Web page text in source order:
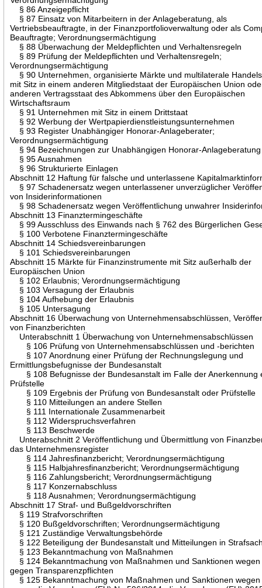
§ 86 Anzeigepflicht
§ 87 Einsatz von Mitarbeitern in der Anlageberatung, als
Vertriebsbeauftragte, in der Finanzportfolioverwaltung oder als
Beauftragte; Verordnungsermächtigung
§ 88 Überwachung der Meldepflichten und Verhaltensregeln
§ 89 Prüfung der Meldepflichten und Verhaltensregeln;
Verordnungsermächtigung
§ 90 Unternehmen, organisierte Märkte und multilaterale
mit Sitz in einem anderen Mitgliedstaat der Europäischen Union
anderen Vertragsstaat des Abkommens über den Europäischen
Wirtschaftsraum
§ 91 Unternehmen mit Sitz in einem Drittstaat
§ 92 Werbung der Wertpapierdienstleistungsunternehmen
§ 93 Register Unabhängiger Honorar-Anlageberater;
Verordnungsermächtigung
§ 94 Bezeichnungen zur Unabhängigen Honorar-Anlageberatung
§ 95 Ausnahmen
§ 96 Strukturierte Einlagen
Abschnitt 12 Haftung für falsche und unterlassene
§ 97 Schadenersatz wegen unterlassener unverzüglicher
von Insiderinformationen
§ 98 Schadenersatz wegen Veröffentlichung unwahrer
Abschnitt 13 Finanztermingeschäfte
§ 99 Ausschluss des Einwands nach § 762 des Bürgerlichen
§ 100 Verbotene Finanztermingeschäfte
Abschnitt 14 Schiedsvereinbarungen
§ 101 Schiedsvereinbarungen
Abschnitt 15 Märkte für Finanzinstrumente mit Sitz außerhalb der
Europäischen Union
§ 102 Erlaubnis; Verordnungsermächtigung
§ 103 Versagung der Erlaubnis
§ 104 Aufhebung der Erlaubnis
§ 105 Untersagung
Abschnitt 16 Überwachung von Unternehmensabschlüssen,
von Finanzberichten
Unterabschnitt 1 Überwachung von Unternehmensabschlüssen
§ 106 Prüfung von Unternehmensabschlüssen und -berichten
§ 107 Anordnung einer Prüfung der Rechnungslegung und
Ermittlungsbefugnisse der Bundesanstalt
§ 108 Befugnisse der Bundesanstalt im Falle der Anerkennung
Prüfstelle
§ 109 Ergebnis der Prüfung von Bundesanstalt oder Prüfstelle
§ 110 Mitteilungen an andere Stellen
§ 111 Internationale Zusammenarbeit
§ 112 Widerspruchsverfahren
§ 113 Beschwerde
Unterabschnitt 2 Veröffentlichung und Übermittlung von
das Unternehmensregister
§ 114 Jahresfinanzbericht; Verordnungsermächtigung
§ 115 Halbjahresfinanzbericht; Verordnungsermächtigung
§ 116 Zahlungsbericht; Verordnungsermächtigung
§ 117 Konzernabschluss
§ 118 Ausnahmen; Verordnungsermächtigung
Abschnitt 17 Straf- und Bußgeldvorschriften
§ 119 Strafvorschriften
§ 120 Bußgeldvorschriften; Verordnungsermächtigung
§ 121 Zuständige Verwaltungsbehörde
§ 122 Beteiligung der Bundesanstalt und Mitteilungen in
§ 123 Bekanntmachung von Maßnahmen
§ 124 Bekanntmachung von Maßnahmen und Sanktionen wegen
gegen Transparenzpflichten
§ 125 Bekanntmachung von Maßnahmen und Sanktionen wegen